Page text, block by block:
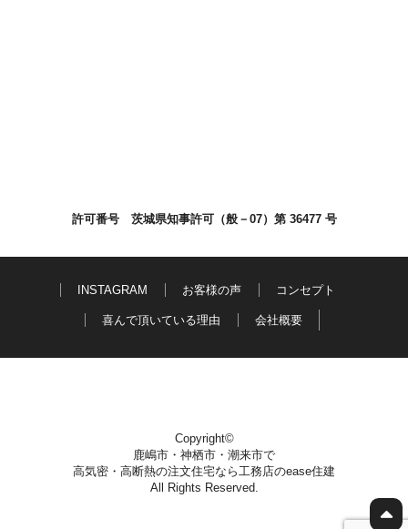
許可番号 茨城県知事許可（般－07）第 36477 号
INSTAGRAM お客様の声 コンセプト
喜んで頂いている理由 会社概要
Copyright©
鹿嶋市・神栖市・潮来市で
高気密・高断熱の注文住宅なら工務店のease住建
All Rights Reserved.